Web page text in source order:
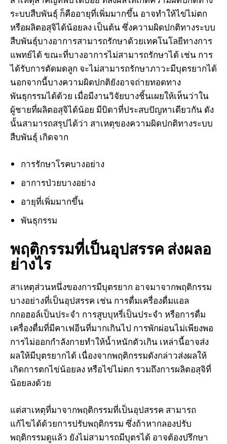
ระบบสืบพันธุ์ ก็คืออายุที่เพิ่มมากขึ้น อาจทำให้ไข่ไม่ตก
หรือผลิตอสุจิได้น้อยลง เป็นต้น ซึ่งความผิดปกติทางระบบ
สืบพันธุ์บางอาการสามารถรักษาด้วยเทคโนโลยีทางการ
แพทย์ได้ ขณะที่บางอาการไม่สามารถรักษาได้ เช่น การ
ได้รับการตัดมดลูก จะไม่สามารถรักษาภาวะมีบุตรยากได้
นอกจากนี้บางความผิดปกติยังอาจถ่ายทอดทาง
พันธุกรรมได้ด้วย เมื่อมีงานวิจัยบางชิ้นเผยให้เห็นว่าใน
ผู้ชายที่ผลิตอสุจิได้น้อย มีบิดาที่ประสบปัญหาเดียวกัน ดัง
นั้นสามารถสรุปได้ว่า สาเหตุของความผิดปกติทางระบบ
สืบพันธุ์ เกิดจาก
การรักษาโรคบางอย่าง
อาการป่วยบางอย่าง
อายุที่เพิ่มมากขึ้น
พันธุกรรม
พฤติกรรมที่เป็นอุปสรรค ส่งผลอ
ย่างไร
สาเหตุส่วนหนึ่งของการมีบุตรยาก อาจมาจากพฤติกรรม
บางอย่างที่เป็นอุปสรรค เช่น การดื่มเครื่องดื่มแอล
กกอฮอล์เป็นประจำ การสูบบุหรี่เป็นประจำ หรือการดื่ม
เครื่องดื่มที่มีคาเฟอีนที่มากเกินไป การพักผ่อนไม่เพียงพอ
การไม่ออกกำลังกายทำให้น้ำหนักตัวเกิน เหล่านี้อาจส่ง
ผลให้มีบุตรยากได้ เนื่องจากพฤติกรรมดังกล่าวส่งผลให้
เกิดการตกไข่น้อยลง หรือไข่ไม่ตก รวมถึงการผลิตอสุจิที่
น้อยลงด้วย
แต่สาเหตุที่มาจากพฤติกรรมที่เป็นอุปสรรค สามารถ
แก้ไขได้ด้วยการปรับพฤติกรรม ซึ่งถ้าหากลองปรับ
พฤติกรรมดูแล้ว ยังไม่สามารถมีบุตรได้ อาจต้องปรึกษา